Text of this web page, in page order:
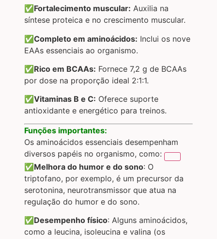
✅Fortalecimento muscular: Auxilia na
síntese proteica e no crescimento muscular.
✅Completo em aminoácidos: Inclui os nove
EAAs essenciais ao organismo.
✅Rico em BCAAs: Fornece 7,2 g de BCAAs
por dose na proporção ideal 2:1:1.
✅Vitaminas B e C: Oferece suporte
antioxidante e energético para treinos.
Funções importantes:
Os aminoácidos essenciais desempenham
diversos papéis no organismo, como:
✅Melhora do humor e do sono: O
triptofano, por exemplo, é um precursor da
serotonina, neurotransmissor que atua na
regulação do humor e do sono.
✅Desempenho físico: Alguns aminoácidos,
como a leucina, isoleucina e valina (os